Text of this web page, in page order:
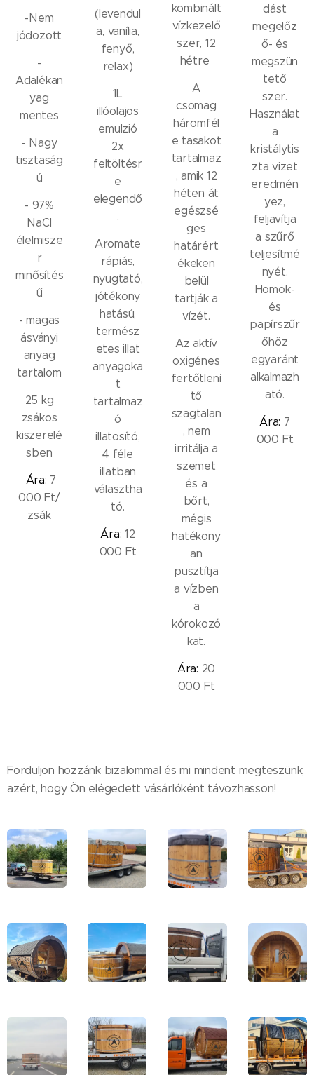
-Nem
jódozott
-
Adalékan
yag
mentes
- Nagy
tisztaság
ú
- 97%
NaCl
élelmisze
r
minősítés
ű
- magas
ásványi
anyag
tartalom
25 kg
zsákos
kiszerelé
sben
Ára: 7
000 Ft/
zsák
(levendul
a, vanília,
fenyő,
relax)
1L
illóolajos
emulzió
2x
feltöltésr
e
elegendő
.
Aromate
rápiás,
nyugtató,
jótékony
hatású,
termész
etes illat
anyagoka
t
tartalmaz
ó
illatosító,
4 féle
illatban
választha
tó.
Ára:12
000 Ft
kombinált
vízkezelő
szer, 12
hétre
A
csomag
háromfél
e tasakot
tartalmaz
, amik 12
héten át
egészsé
ges
határért
ékeken
belül
tartják a
vízét.
Az aktív
oxigénes
fertőtlení
tő
szagtalan
, nem
irritálja a
szemet
és a
bőrt,
mégis
hatékony
an
pusztítja
a vízben
a
kórokozó
kat.
Ára: 20
000 Ft
dást
megelőz
ő- és
megszün
tető
szer.
Használat
a
kristálytis
zta vizet
eredmén
yez,
feljavítja
a szűrő
teljesítmé
nyét.
Homok-
és
papírszűr
őhöz
egyaránt
alkalmazh
ató.
Ára: 7
000 Ft
Forduljon hozzánk bizalommal és mi mindent megteszünk,
azért, hogy Ön elégedett vásárlóként távozhasson!